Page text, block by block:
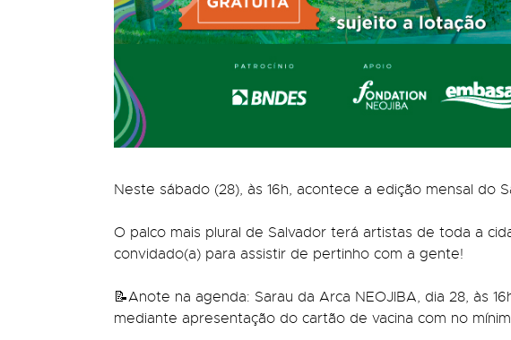
Neste sábado (28), às 16h, acontece a edição mensal do
O palco mais plural de Salvador terá artistas de toda a
convidado(a) para assistir de pertinho com a gente!
📝Anote na agenda: Sarau da Arca NEOJIBA, dia 28, às
mediante apresentação do cartão de vacina com no